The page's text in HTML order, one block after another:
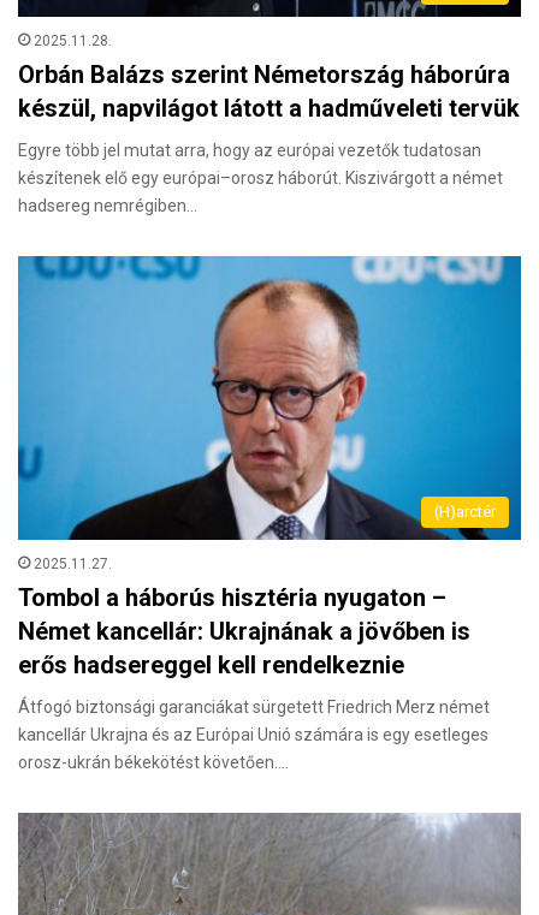
2025.11.28.
Orbán Balázs szerint Németország háborúra
készül, napvilágot látott a hadműveleti tervük
Egyre több jel mutat arra, hogy az európai vezetők tudatosan
készítenek elő egy európai–orosz háborút. Kiszivárgott a német
hadsereg nemrégiben…
(H)arctér
2025.11.27.
Tombol a háborús hisztéria nyugaton –
Német kancellár: Ukrajnának a jövőben is
erős hadsereggel kell rendelkeznie
Átfogó biztonsági garanciákat sürgetett Friedrich Merz német
kancellár Ukrajna és az Európai Unió számára is egy esetleges
orosz-ukrán békekötést követően.…